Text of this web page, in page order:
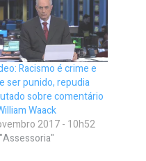
Racismo é crime e
ser punido, repudia
sobre comentário
Waack
2017 - 10h52